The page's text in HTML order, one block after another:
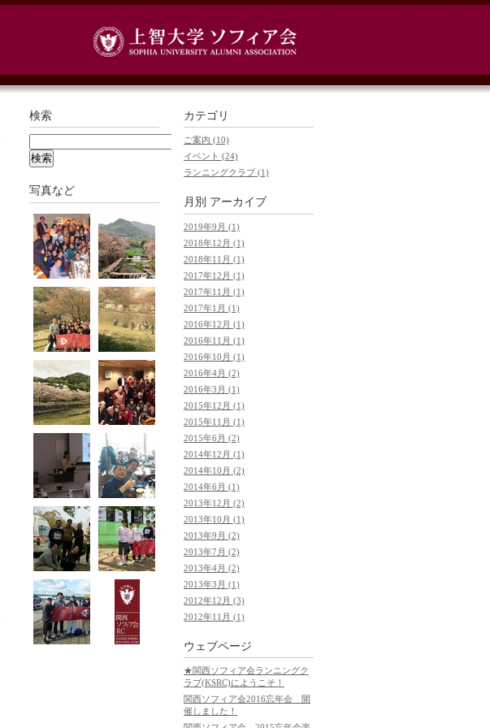
カテゴリ
ご案内 (10)
イベント (24)
ランニングクラブ (1)
月別 アーカイブ
2019年9月 (1)
2018年12月 (1)
2018年11月 (1)
2017年12月 (1)
2017年11月 (1)
2017年1月 (1)
2016年12月 (1)
2016年11月 (1)
2016年10月 (1)
2016年4月 (2)
2016年3月 (1)
2015年12月 (1)
2015年11月 (1)
2015年6月 (2)
2014年12月 (1)
2014年10月 (2)
2014年6月 (1)
2013年12月 (2)
2013年10月 (1)
2013年9月 (2)
2013年7月 (2)
2013年4月 (2)
2013年3月 (1)
2012年12月 (3)
2012年11月 (1)
ウェブページ
★関西ソフィア会ランニングク
ラブ(KSRC)にようこそ！
関西ソフィア会2016忘年会 開
催しました！
検索
写真など